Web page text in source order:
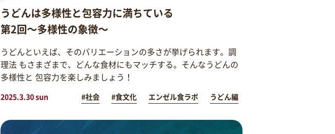
うどんは多様性と包容力に満ちている
第2回～多様性の象徴～
うどんといえば、そのバリエーションの多さが挙げられます。調
理法 もさまざまで、どんな食材にもマッチする。そんなうどんの
多様性と 包容力を楽しみましょう！
2025.3.30 sun #社会 #食文化 エンゼル食ラボ うどん編